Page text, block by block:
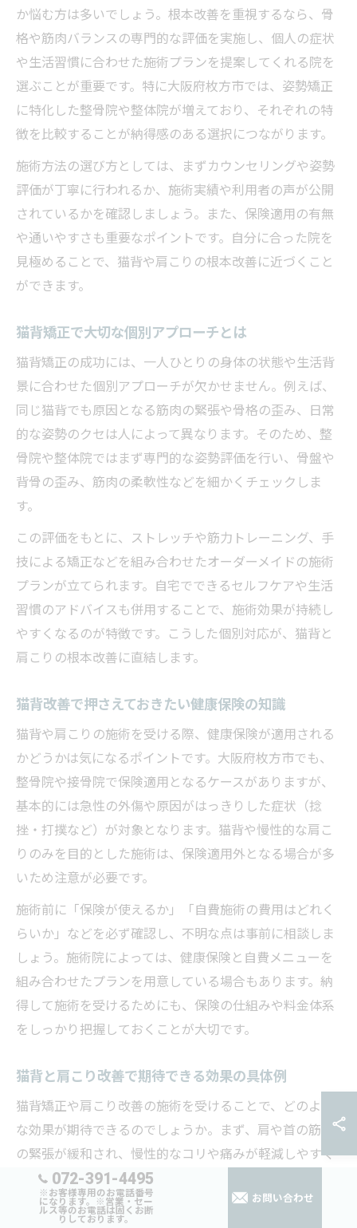
か悩む方は多いでしょう。根本改善を重視するなら、骨
格や筋肉バランスの専門的な評価を実施し、個人の症状
や生活習慣に合わせた施術プランを提案してくれる院を
選ぶことが重要です。特に大阪府枚方市では、姿勢矯正
に特化した整骨院や整体院が増えており、それぞれの特
徴を比較することが納得感のある選択につながります。
施術方法の選び方としては、まずカウンセリングや姿勢
評価が丁寧に行われるか、施術実績や利用者の声が公開
されているかを確認しましょう。また、保険適用の有無
や通いやすさも重要なポイントです。自分に合った院を
見極めることで、猫背や肩こりの根本改善に近づくこと
ができます。
猫背矯正で大切な個別アプローチとは
猫背矯正の成功には、一人ひとりの身体の状態や生活背
景に合わせた個別アプローチが欠かせません。例えば、
同じ猫背でも原因となる筋肉の緊張や骨格の歪み、日常
的な姿勢のクセは人によって異なります。そのため、整
骨院や整体院ではまず専門的な姿勢評価を行い、骨盤や
背骨の歪み、筋肉の柔軟性などを細かくチェックしま
す。
この評価をもとに、ストレッチや筋力トレーニング、手
技による矯正などを組み合わせたオーダーメイドの施術
プランが立てられます。自宅でできるセルフケアや生活
習慣のアドバイスも併用することで、施術効果が持続し
やすくなるのが特徴です。こうした個別対応が、猫背と
肩こりの根本改善に直結します。
猫背改善で押さえておきたい健康保険の知識
猫背や肩こりの施術を受ける際、健康保険が適用される
かどうかは気になるポイントです。大阪府枚方市でも、
整骨院や接骨院で保険適用となるケースがありますが、
基本的には急性の外傷や原因がはっきりした症状（捻
挫・打撲など）が対象となります。猫背や慢性的な肩こ
りのみを目的とした施術は、保険適用外となる場合が多
いため注意が必要です。
施術前に「保険が使えるか」「自費施術の費用はどれく
らいか」などを必ず確認し、不明な点は事前に相談しま
しょう。施術院によっては、健康保険と自費メニューを
組み合わせたプランを用意している場合もあります。納
得して施術を受けるためにも、保険の仕組みや料金体系
をしっかり把握しておくことが大切です。
猫背と肩こり改善で期待できる効果の具体例
猫背矯正や肩こり改善の施術を受けることで、どのよう
な効果が期待できるのでしょうか。まず、肩や首の筋肉
の緊張が緩和され、慢性的なコリや痛みが軽減しやすく
なります。また、骨盤や背骨のバランスが整うことで、
自然な姿勢が身につき、見た目にもポジティブな変化が
072-391-4495
※お客様専用のお電話番号
になります。※営業・セー
ルス等のお電話は固くお断
りしております。
お問い合わせ